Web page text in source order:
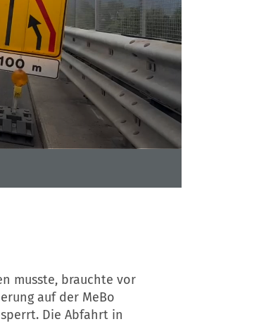
musste, brauchte vor
auf der MeBo
Die Abfahrt in